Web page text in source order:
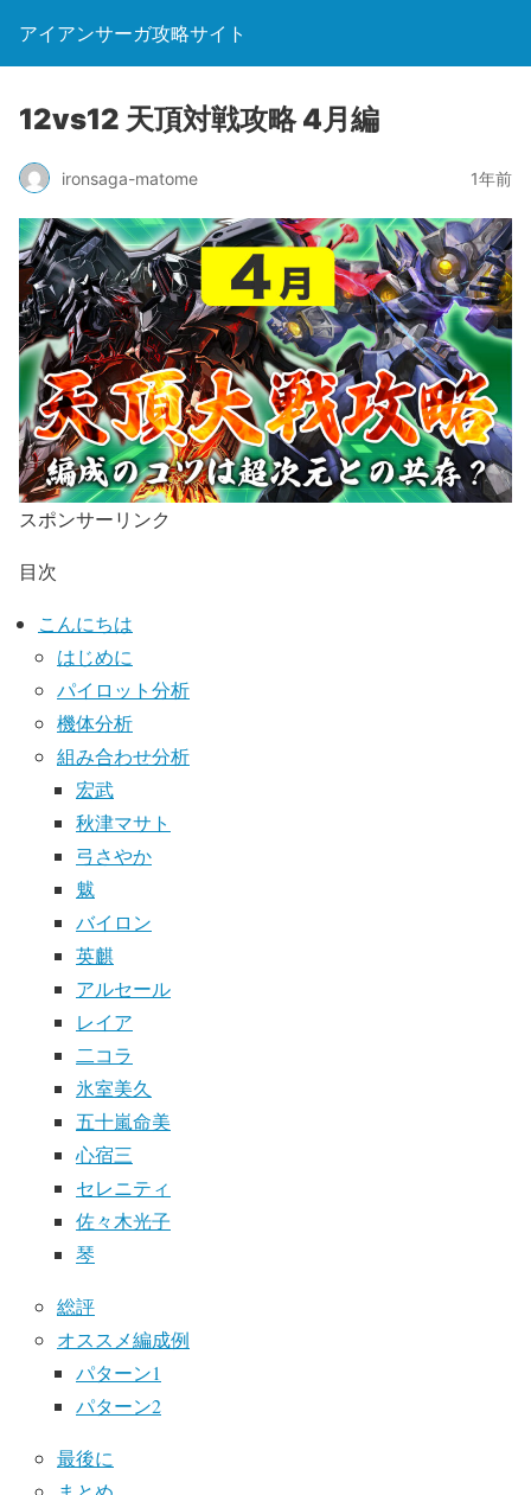
アイアンサーガ攻略サイト
12vs12 天頂対戦攻略 4月編
ironsaga-matome 1年前
スポンサーリンク
目次
こんにちは
はじめに
パイロット分析
機体分析
組み合わせ分析
宏武
秋津マサト
弓さやか
魃
バイロン
英麒
アルセール
レイア
二コラ
氷室美久
五十嵐命美
心宿三
セレニティ
佐々木光子
琴
総評
オススメ編成例
パターン1
パターン2
最後に